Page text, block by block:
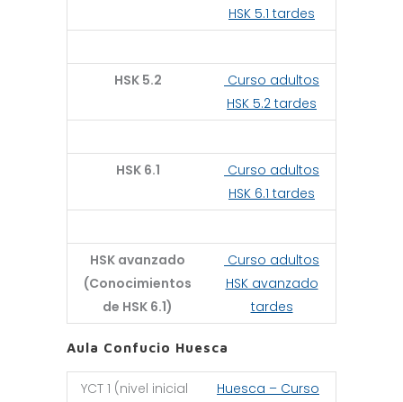
HSK 5.1 tardes
HSK 5.2
Curso adultos
HSK 5.2 tardes
HSK 6.1
Curso adultos
HSK 6.1 tardes
HSK avanzado
(Conocimientos
de HSK 6.1)
Curso adultos
HSK avanzado
tardes
Aula Confucio Huesca
YCT 1 (nivel inicial
Huesca – Curso